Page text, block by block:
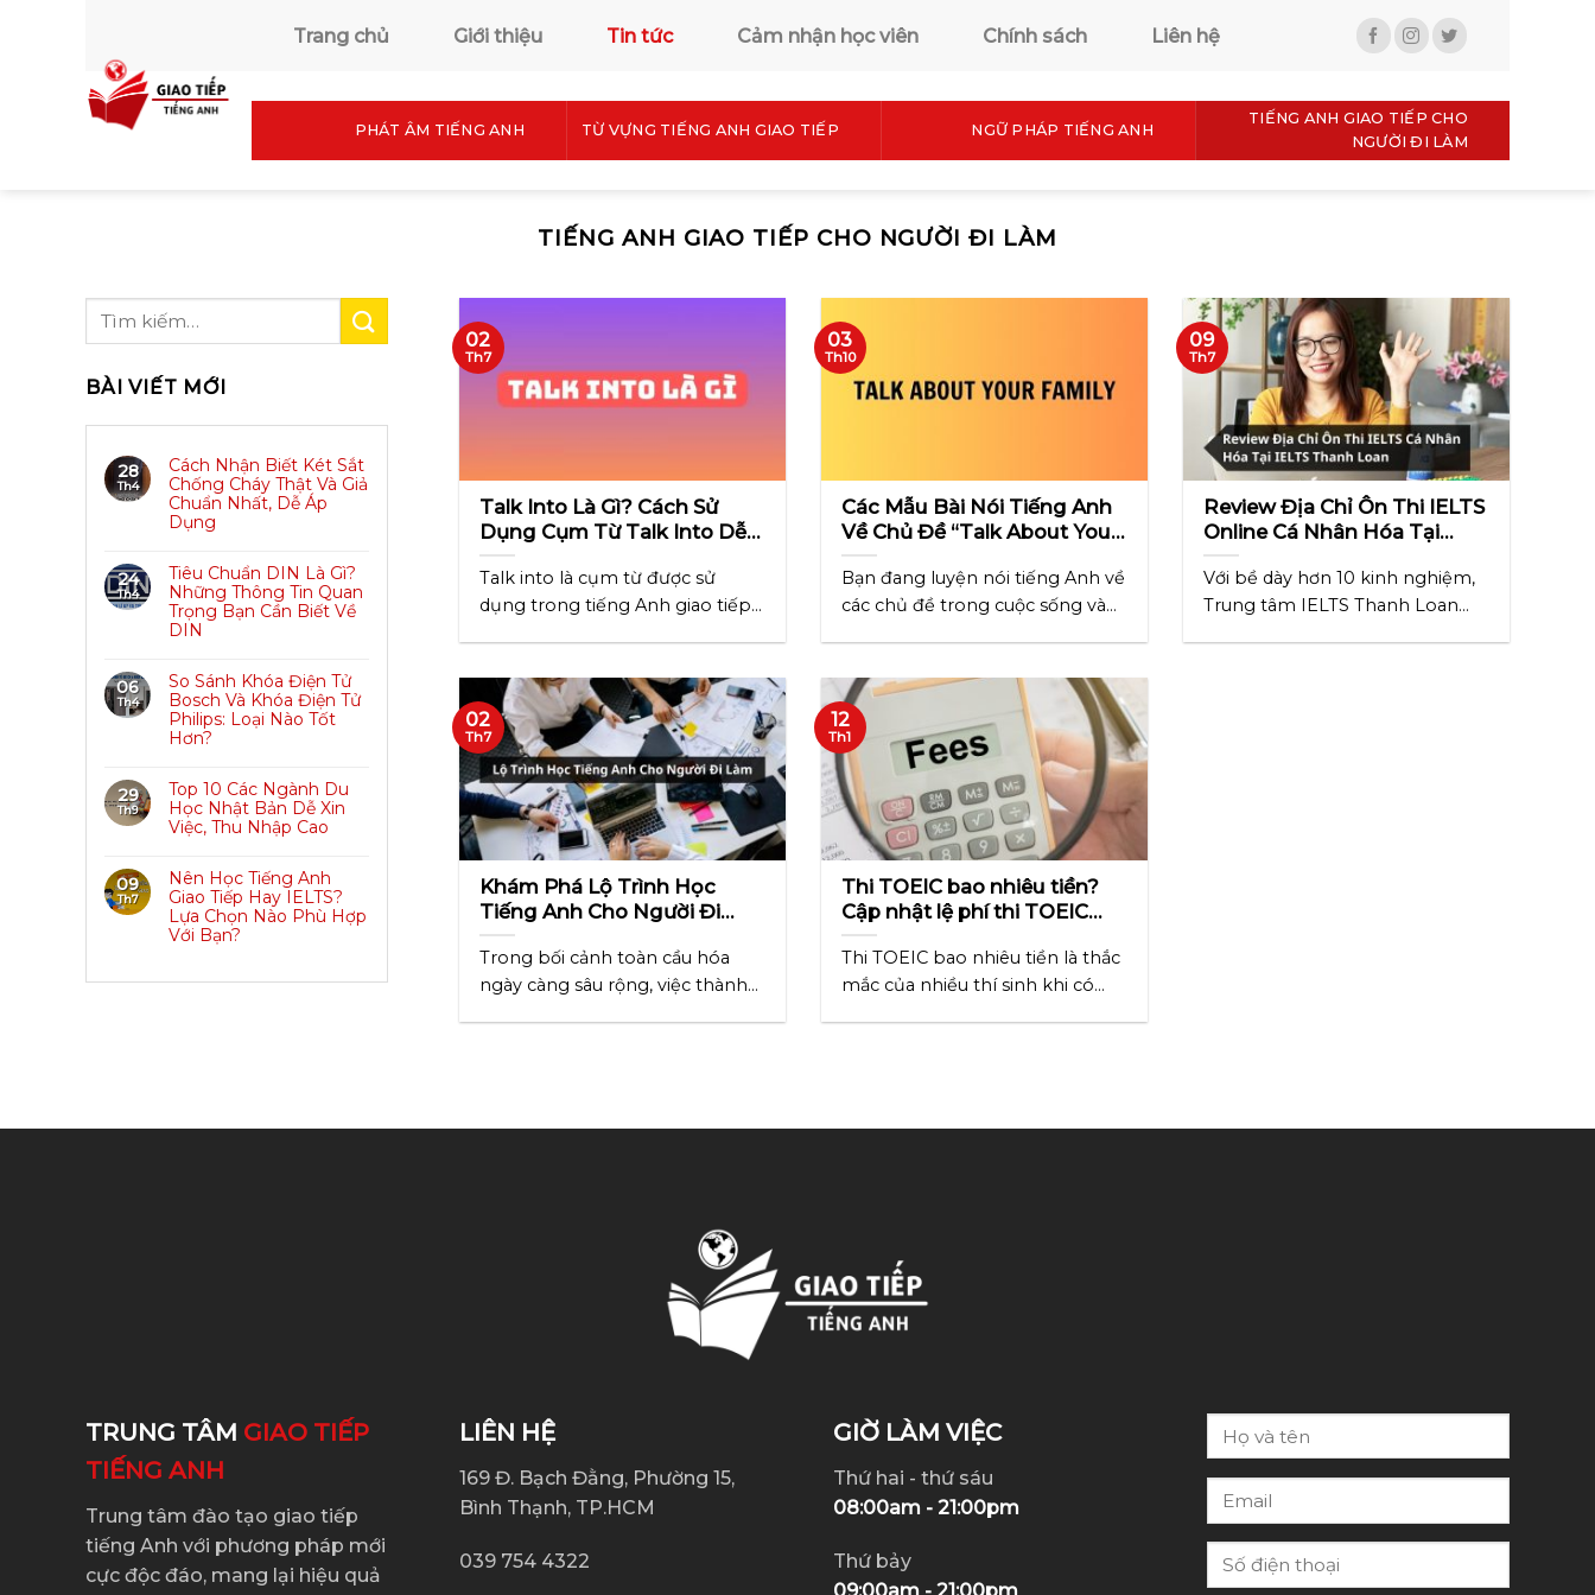
Trang chủ Giới thiệu Tin tức Cảm nhận học viên Chính sách Liên hệ
PHÁT ÂM TIẾNG ANH TỪ VỰNG TIẾNG ANH GIAO TIẾP NGỮ PHÁP TIẾNG ANH
TIẾNG ANH GIAO TIẾP CHO
NGƯỜI ĐI LÀM
TIẾNG ANH GIAO TIẾP CHO NGƯỜI ĐI LÀM
BÀI VIẾT MỚI
28
Th4
Cách Nhận Biết Két Sắt
Chống Cháy Thật Và Giả
Chuẩn Nhất, Dễ Áp
Dụng
24
Th4
Tiêu Chuẩn DIN Là Gì?
Những Thông Tin Quan
Trọng Bạn Cần Biết Về
DIN
06
Th4
So Sánh Khóa Điện Tử
Bosch Và Khóa Điện Tử
Philips: Loại Nào Tốt
Hơn?
29
Th9
Top 10 Các Ngành Du
Học Nhật Bản Dễ Xin
Việc, Thu Nhập Cao
09
Th7
Nên Học Tiếng Anh
Giao Tiếp Hay IELTS?
Lựa Chọn Nào Phù Hợp
Với Bạn?
Talk Into Là Gì? Cách Sử
Dụng Cụm Từ Talk Into Dễ
Hiểu Và Chính Xác Nhất
Talk into là cụm từ được sử
dụng trong tiếng Anh giao tiếp
02
Th7
Các Mẫu Bài Nói Tiếng Anh
Về Chủ Đề “Talk About Your
Family” Cực Hay, Chi Tiết A –
Z
Bạn đang luyện nói tiếng Anh về
các chủ đề trong cuộc sống và
03
Th10
Review Địa Chỉ Ôn Thi IELTS
Online Cá Nhân Hóa Tại
IELTS Thanh Loan
Với bề dày hơn 10 kinh nghiệm,
Trung tâm IELTS Thanh Loan
09
Th7
Khám Phá Lộ Trình Học
Tiếng Anh Cho Người Đi
Làm Chi Tiết Từ A-Z
Trong bối cảnh toàn cầu hóa
ngày càng sâu rộng, việc thành
02
Th7
Thi TOEIC bao nhiêu tiền?
Cập nhật lệ phí thi TOEIC
mới nhất
Thi TOEIC bao nhiêu tiền là thắc
mắc của nhiều thí sinh khi có
12
Th1
TRUNG TÂM GIAO TIẾP
TIẾNG ANH
Trung tâm đào tạo giao tiếp
tiếng Anh với phương pháp mới
cực độc đáo, mang lại hiệu quả
LIÊN HỆ
169 Đ. Bạch Đằng, Phường 15,
Bình Thạnh, TP.HCM
039 754 4322
GIỜ LÀM VIỆC
Thứ hai - thứ sáu
08:00am - 21:00pm
Thứ bảy